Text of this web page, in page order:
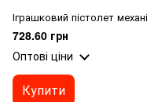
728.60 грн
Оптові ціни
Купити